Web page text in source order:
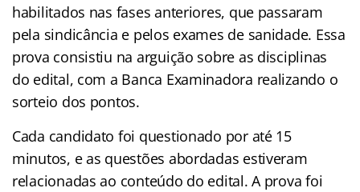
habilitados nas fases anteriores, que passaram
pela sindicância e pelos exames de sanidade. Essa
prova consistiu na arguição sobre as disciplinas
do edital, com a Banca Examinadora realizando o
sorteio dos pontos.
Cada candidato foi questionado por até 15
minutos, e as questões abordadas estiveram
relacionadas ao conteúdo do edital. A prova foi